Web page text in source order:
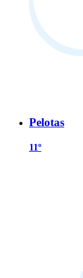
Pelotas
11º